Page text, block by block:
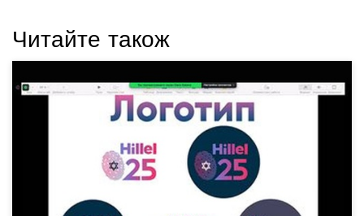
Читайте також